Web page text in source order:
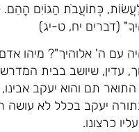
כְּתוֹעֲבֹת הַגּוֹיִם הָהֵם.
(דברים יח, ט-יג)
עם ה' אלוהיך"? מיהו
עדין, שיושב בבית
תם והוא יעקב
יעקב בכלל לא עושה
כרצונו.